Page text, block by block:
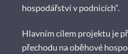
hospodářství v podnicích“.
Hlavním cílem projektu je
přechodu na oběhové